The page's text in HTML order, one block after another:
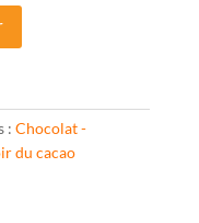
: Chocolat -
du cacao